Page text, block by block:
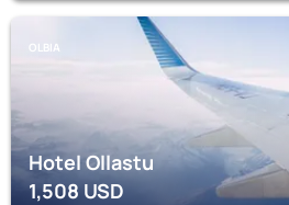
OLBIA
Hotel Ollastu
1,508USD